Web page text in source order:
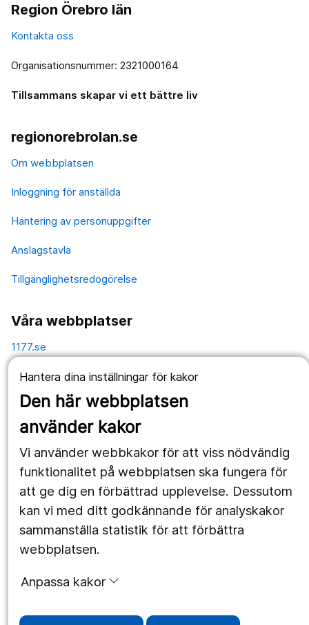
Hantera dina inställningar för kakor
Den här webbplatsen
använder kakor
Vi använder webbkakor för att viss nödvändig
funktionalitet på webbplatsen ska fungera för
att ge dig en förbättrad upplevelse. Dessutom
kan vi med ditt godkännande för analyskakor
sammanställa statistik för att förbättra
webbplatsen.
Anpassa kakor
Region Örebro län
Kontakta oss
Organisationsnummer: 2321000164
Tillsammans skapar vi ett bättre liv
regionorebrolan.se
Om webbplatsen
Inloggning för anställda
Hantering av personuppgifter
Anslagstavla
Tillgänglighetsredogörelse
Våra webbplatser
1177.se
Länstrafiken
Vårdgivare
Utveckling
Följ oss
Facebook
portraitInstagram